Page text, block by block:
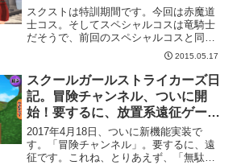
スクストは特訓期間です。今回は赤魔道
士コス。そしてスペシャルコスは竜騎士
だそうで、前回のスペシャルコスと同
様、スコア報酬のSRガチャの先に並んで
います。ここまでポイント貯めるの、大
変なんですが・・・
2015.05.17
スクールガールストライカーズ日
記。冒険チャンネル、ついに開
始！要するに、放置系遠征ゲー
ム。
2017年4月18日、ついに新機能実装で
す。「冒険チャンネル」。要するに、遠
征です。これね、とりあえず、「無駄に